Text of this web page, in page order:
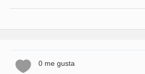
0 me gusta